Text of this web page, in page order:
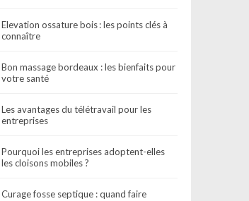
Elevation ossature bois : les points clés à
connaître
Bon massage bordeaux : les bienfaits pour
votre santé
Les avantages du télétravail pour les
entreprises
Pourquoi les entreprises adoptent-elles
les cloisons mobiles ?
Curage fosse septique : quand faire